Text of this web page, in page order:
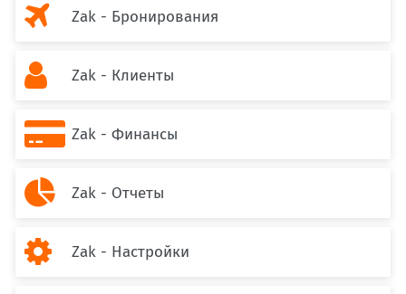
 Zak - Бронирования
 Zak - Клиенты
 Zak - Финансы
 Zak - Отчеты
 Zak - Настройки